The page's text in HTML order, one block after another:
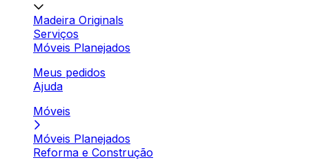
Madeira Originals
Serviços
Móveis Planejados
Meus pedidos
Ajuda
Móveis
Móveis Planejados
Reforma e Construção